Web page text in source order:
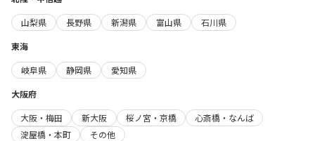
山梨県
長野県 新潟県 富山県
石川県
東海
岐阜県
静岡県
愛知県
大阪府
大阪・梅田
新大阪 桜ノ宮・京橋
心斎橋・なんば
淀屋橋・本町
その他